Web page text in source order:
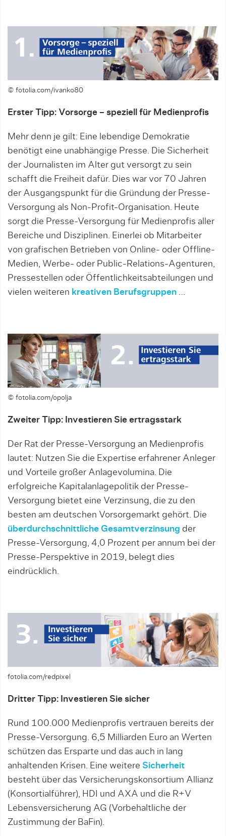
© fotolia.com/ivanko80
Erster Tipp: Vorsorge – speziell für Medienprofis
Mehr denn je gilt: Eine lebendige Demokratie
benötigt eine unabhängige Presse. Die Sicherheit
der Journalisten im Alter gut versorgt zu sein
schafft die Freiheit dafür. Dies war vor 70 Jahren
der Ausgangspunkt für die Gründung der Presse-
Versorgung als Non-Profit-Organisation. Heute
sorgt die Presse-Versorgung für Medienprofis aller
Bereiche und Disziplinen. Einerlei ob Mitarbeiter
von grafischen Betrieben von Online- oder Offline-
Medien, Werbe- oder Public-Relations-Agenturen,
Pressestellen oder Öffentlichkeitsabteilungen und
vielen weiteren kreativen Berufsgruppen …
© fotolia.com/opolja
Zweiter Tipp: Investieren Sie ertragsstark
Der Rat der Presse-Versorgung an Medienprofis
lautet: Nutzen Sie die Expertise erfahrener Anleger
und Vorteile großer Anlagevolumina. Die
erfolgreiche Kapitalanlagepolitik der Presse-
Versorgung bietet eine Verzinsung, die zu den
besten am deutschen Vorsorgemarkt gehört. Die
überdurchschnittliche Gesamtverzinsung der
Presse-Versorgung, 4,0 Prozent per annum bei der
Presse-Perspektive in 2019, belegt dies
eindrücklich.
fotolia.com/redpixel
Dritter Tipp: Investieren Sie sicher
Rund 100.000 Medienprofis vertrauen bereits der
Presse-Versorgung. 6,5 Milliarden Euro an Werten
schützen das Ersparte und das auch in lang
anhaltenden Krisen. Eine weitere Sicherheit
besteht über das Versicherungskonsortium Allianz
(Konsortialführer), HDI und AXA und die R+V
Lebensversicherung AG (Vorbehaltliche der
Zustimmung der BaFin).